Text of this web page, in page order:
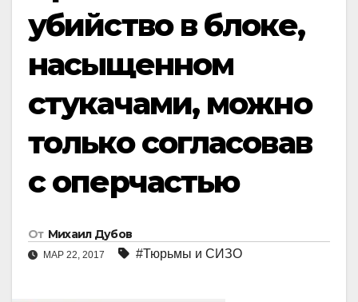
убийство в блоке,
насыщенном
стукачами, можно
только согласовав
с оперчастью
От Михаил Дубов
МАР 22, 2017 #Тюрьмы и СИЗО